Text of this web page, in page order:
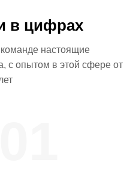
в цифрах
настоящие
с опытом в этой сфере от